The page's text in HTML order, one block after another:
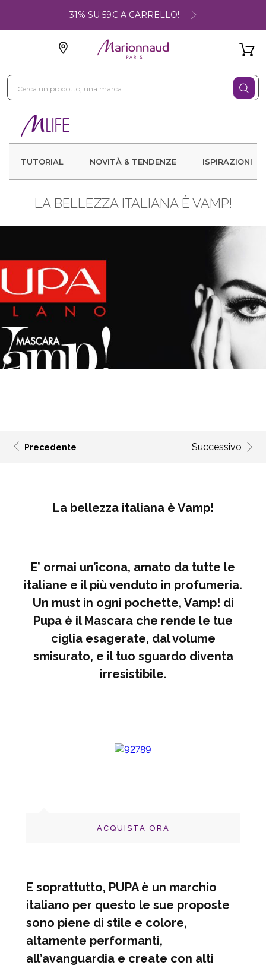
-31% SU 59€ A CARRELLO!
TUTORIAL NOVITÀ & TENDENZE ISPIRAZIONI
LA BELLEZZA ITALIANA È VAMP!
Precedente Successivo
La bellezza italiana è Vamp!
E’ ormai un’icona, amato da tutte le
italiane e il più venduto in profumeria.
Un must in ogni pochette, Vamp! di
Pupa è il Mascara che rende le tue
ciglia esagerate, dal volume
smisurato, e il tuo sguardo diventa
irresistibile.
ACQUISTA ORA
E soprattutto, PUPA è un marchio
italiano per questo le sue proposte
sono piene di stile e colore,
altamente performanti,
all’avanguardia e create con alti